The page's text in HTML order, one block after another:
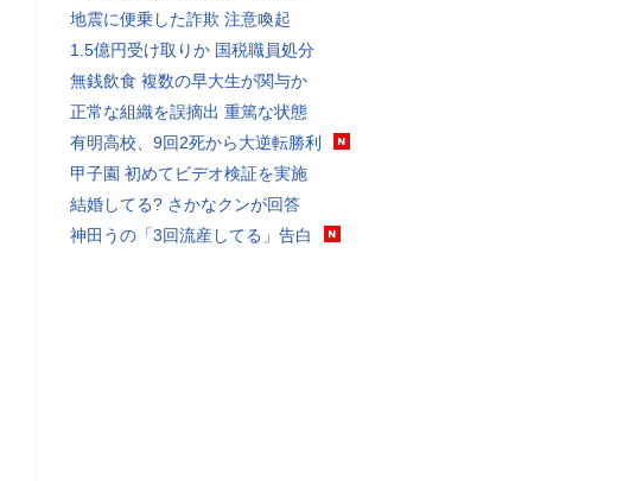
地震に便乗した詐欺 注意喚起
1.5億円受け取りか 国税職員処分
無銭飲食 複数の早大生が関与か
正常な組織を誤摘出 重篤な状態
有明高校、9回2死から大逆転勝利
甲子園 初めてビデオ検証を実施
結婚してる? さかなクンが回答
神田うの「3回流産してる」告白